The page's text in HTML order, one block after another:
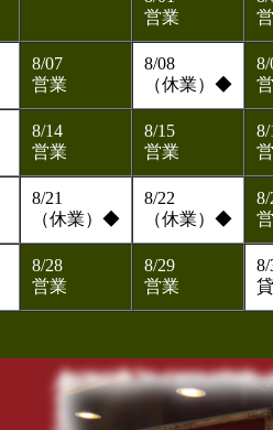
営業
8/07
営業
8/08
（休業）◆
8/
8/14
営業
8/15
営業
8/
8/21
（休業）◆
8/22
（休業）◆
8/
8/28
営業
8/29
営業
8/